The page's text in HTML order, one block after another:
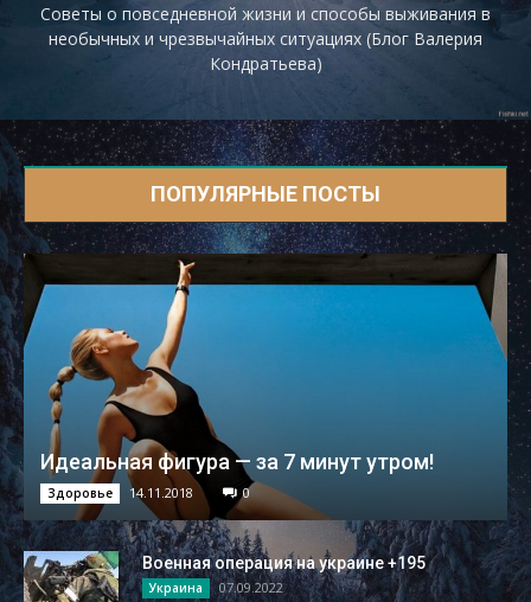
Советы о повседневной жизни и способы выживания в
необычных и чрезвычайных ситуациях (Блог Валерия
Кондратьева)
ПОПУЛЯРНЫЕ ПОСТЫ
Идеальная фигура — за 7 минут утром!
Здоровье 14.11.2018 0
Военная операция на украине +195
Украина 07.09.2022